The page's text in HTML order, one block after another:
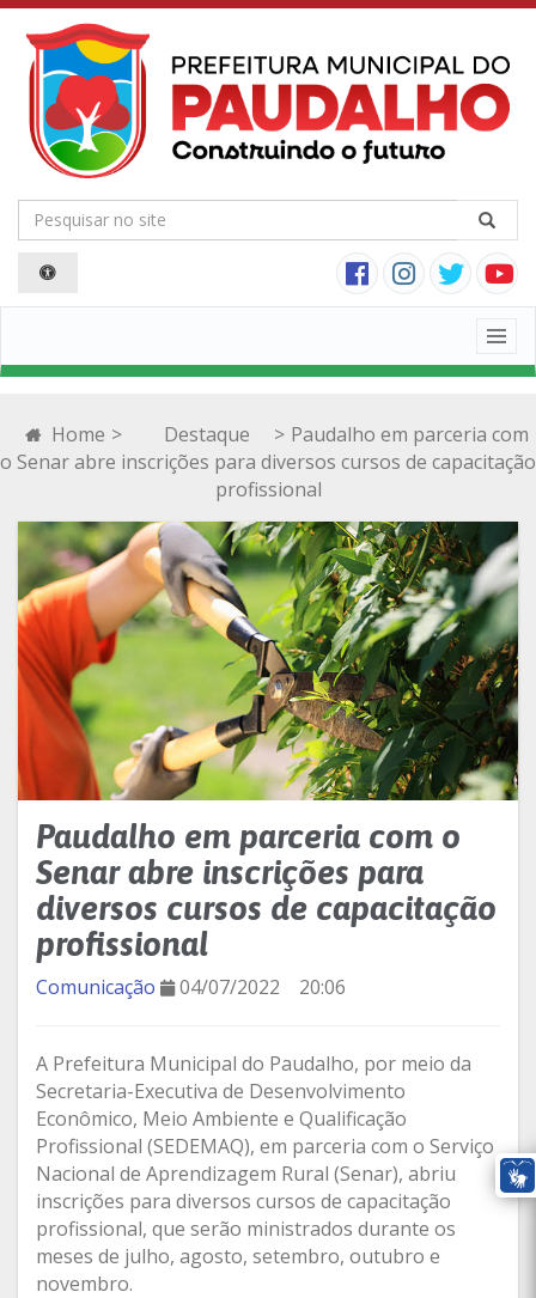
Home > Destaque > Paudalho em parceria com
o Senar abre inscrições para diversos cursos de capacitação
profissional
Paudalho em parceria com o
Senar abre inscrições para
diversos cursos de capacitação
profissional
Comunicação 04/07/2022 20:06
A Prefeitura Municipal do Paudalho, por meio da
Secretaria-Executiva de Desenvolvimento
Econômico, Meio Ambiente e Qualificação
Profissional (SEDEMAQ), em parceria com o Serviço
Nacional de Aprendizagem Rural (Senar), abriu
inscrições para diversos cursos de capacitação
profissional, que serão ministrados durante os
meses de julho, agosto, setembro, outubro e
novembro.